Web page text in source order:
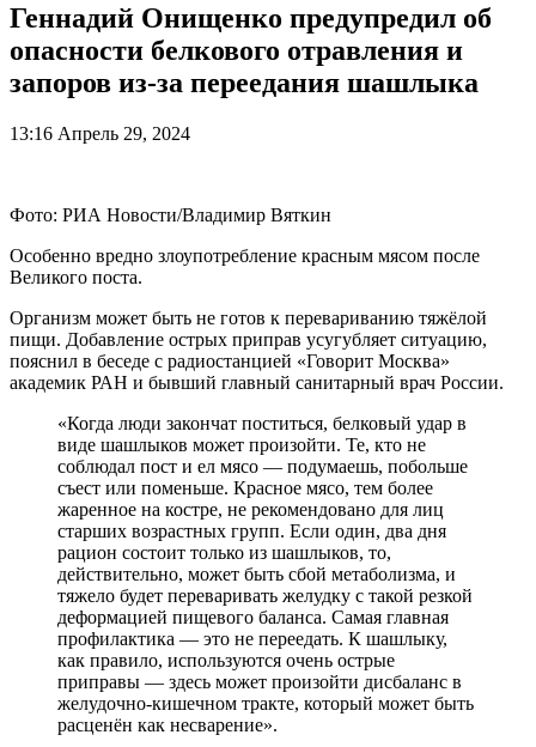
Геннадий Онищенко предупредил об
опасности белкового отравления и
запоров из-за переедания шашлыка
13:16 Апрель 29, 2024
Фото: РИА Новости/Владимир Вяткин
Особенно вредно злоупотребление красным мясом после
Великого поста.
Организм может быть не готов к перевариванию тяжёлой
пищи. Добавление острых приправ усугубляет ситуацию,
пояснил в беседе с радиостанцией «Говорит Москва»
академик РАН и бывший главный санитарный врач России.
«Когда люди закончат поститься, белковый удар в
виде шашлыков может произойти. Те, кто не
соблюдал пост и ел мясо — подумаешь, побольше
съест или поменьше. Красное мясо, тем более
жаренное на костре, не рекомендовано для лиц
старших возрастных групп. Если один, два дня
рацион состоит только из шашлыков, то,
действительно, может быть сбой метаболизма, и
тяжело будет переваривать желудку с такой резкой
деформацией пищевого баланса. Самая главная
профилактика — это не переедать. К шашлыку,
как правило, используются очень острые
приправы — здесь может произойти дисбаланс в
желудочно-кишечном тракте, который может быть
расценён как несварение».